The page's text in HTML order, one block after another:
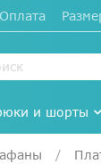
Оплата
и шорты